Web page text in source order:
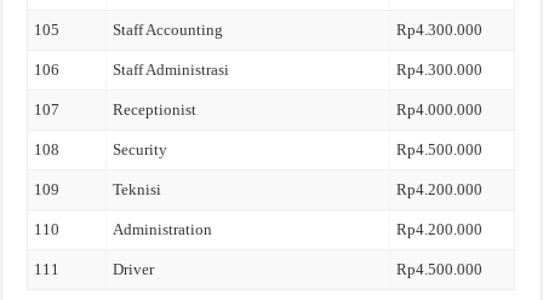
105 Staff Accounting Rp4.300.000
106 Staff Administrasi Rp4.300.000
107 Receptionist Rp4.000.000
108 Security Rp4.500.000
109 Teknisi Rp4.200.000
110 Administration Rp4.200.000
111 Driver Rp4.500.000